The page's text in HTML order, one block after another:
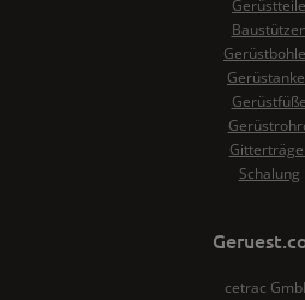
Gerüstteile
Gerüstfüße
Schalung
cetrac